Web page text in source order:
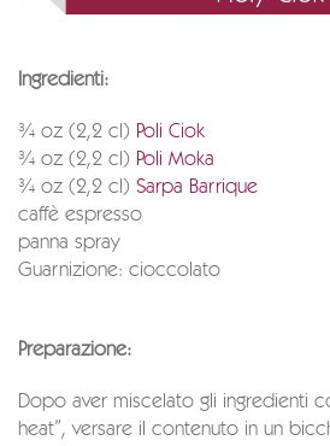
Ingredienti:
¾ oz (2,2 cl) Poli Ciok
¾ oz (2,2 cl) Poli Moka
¾ oz (2,2 cl) Sarpa Barrique
caffè espresso
panna spray
Guarnizione: cioccolato
Preparazione:
Dopo aver miscelato gli ingredienti
heat”, versare il contenuto in un